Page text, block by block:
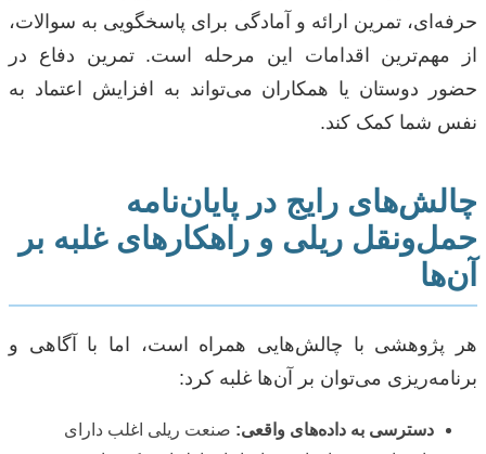
حرفه‌ای، تمرین ارائه و آمادگی برای پاسخگویی به سوالات،
از مهم‌ترین اقدامات این مرحله است. تمرین دفاع در
حضور دوستان یا همکاران می‌تواند به افزایش اعتماد به
نفس شما کمک کند.
چالش‌های رایج در پایان‌نامه
حمل‌ونقل ریلی و راهکارهای غلبه بر
آن‌ها
هر پژوهشی با چالش‌هایی همراه است، اما با آگاهی و
برنامه‌ریزی می‌توان بر آن‌ها غلبه کرد:
دسترسی به داده‌های واقعی: صنعت ریلی اغلب دارای